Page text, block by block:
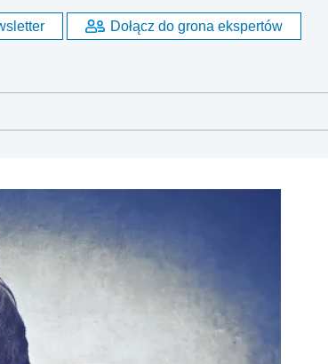
Dołącz do grona ekspertów